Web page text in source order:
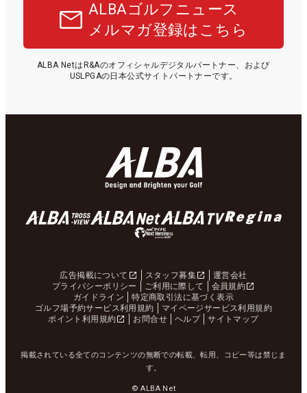
ALBAゴルフニュース
メルマガ登録はこちら
ALBA NetはR&Aのオフィシャルデジタルパートナー、および
USLPGAの日本公式サイトパートナーです。
広告掲載について スタッフ募集
運営会社
プライバシーポリシー
ご利用に際して
会員規約
ガイドライン
特定商取引法に基づく表示
ゴルフ場予約サービス利用規約
マイページサービス利用規約
ポイント利用規約
お問合せ ヘルプ サイトマップ
掲載されている全てのコンテンツの無断での転載、転用、コピー等は禁じま
す。
© ALBA Net